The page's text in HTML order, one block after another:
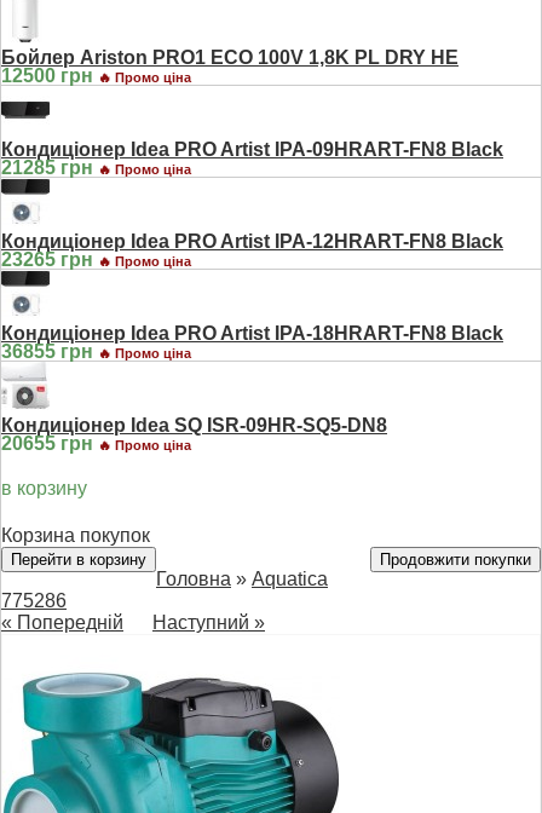
Бойлер Ariston PRO1 ECO 100V 1,8K PL DRY HE
12500 грн 🔥 Промо ціна
Кондиціонер Idea PRO Artist IPA-09HRART-FN8 Black
21285 грн 🔥 Промо ціна
Кондиціонер Idea PRO Artist IPA-12HRART-FN8 Black
23265 грн 🔥 Промо ціна
Кондиціонер Idea PRO Artist IPA-18HRART-FN8 Black
36855 грн 🔥 Промо ціна
Кондиціонер Idea SQ ISR-09HR-SQ5-DN8
20655 грн 🔥 Промо ціна
в корзину
Корзина покупок
Перейти в корзину Продовжити покупки
Головна » Aquatica
775286
« Попередній
Наступний »